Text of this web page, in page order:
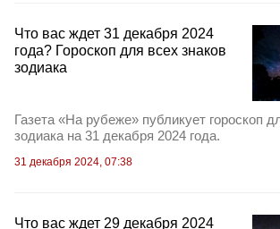
Что вас ждет 31 декабря 2024
года? Гороскоп для всех знаков
зодиака
Газета «На рубеже» публикует гороскоп
зодиака на 31 декабря 2024 года.
31 декабря 2024, 07:38
Что вас ждет 29 декабря 2024